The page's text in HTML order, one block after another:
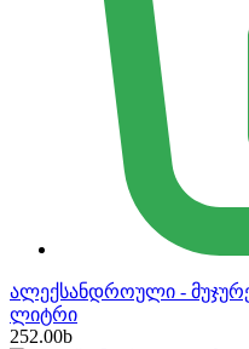
ალექსანდროული -
ლიტრი
252.00b